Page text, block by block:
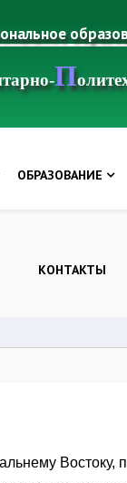
П
ОБРАЗОВАНИЕ
КОНТАКТЫ